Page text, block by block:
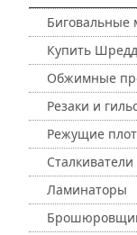
Купить
Обжимные
Резаки и
Режущие
Сталкиватели
Ламинаторы